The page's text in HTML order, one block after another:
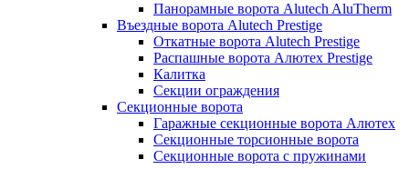
Панорамные ворота Alutech AluTherm
Въездные ворота Alutech Prestige
Откатные ворота Alutech Prestige
Распашные ворота Алютех Prestige
Калитка
Секции ограждения
Секционные ворота
Гаражные секционные ворота Алютех
Секционные торсионные ворота
Секционные ворота с пружинами